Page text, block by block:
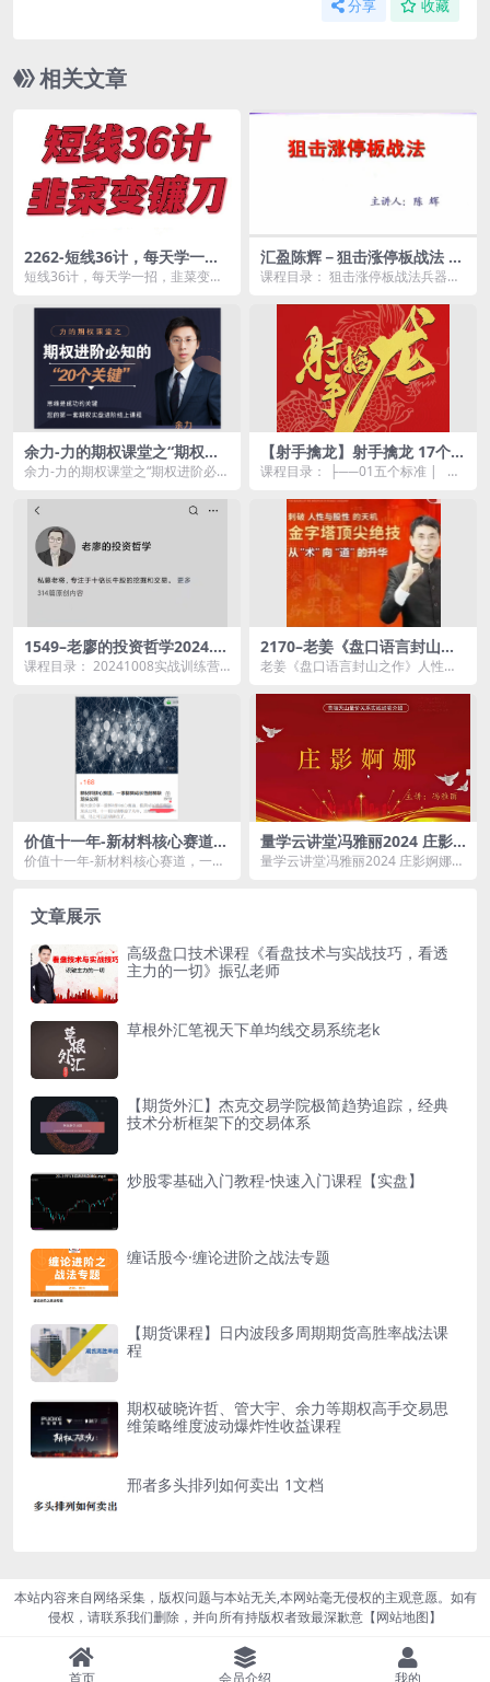
分享 收藏
相关文章
2262-短线36计，每天学一
招，韭菜变镰刀！
短线36计，每天学一招，韭菜变镰
汇盈陈辉－狙击涨停板战法 6
节视频
课程目录： 狙击涨停板战法兵器编
法基础编系...
余力-力的期权课堂之“期权进
阶必知的20个关键”
余力-力的期权课堂之“期权进阶必知
【射手擒龙】射手擒龙 17个体
系 系列课程 完结版
课程目录： ├──01五个标准 | ├
1549–老廖的投资哲学2024.1
0-2025.04实战训练营
课程目录： 20241008实战训练营.
2170–老姜《盘口语言封山之
作》人性与股性、买点大全
老姜《盘口语言封山之作》人性与
目录...
价值十一年-新材料核心赛道，
一家极具成长性的稀缺龙头公
价值十一年-新材料核心赛道，一家
量学云讲堂冯雅丽2024 庄影
婀娜第3期课程正课系统课+收
量学云讲堂冯雅丽2024 庄影婀娜第
文章展示
高级盘口技术课程《看盘技术与实战技巧，看透
主力的一切》振弘老师
草根外汇笔视天下单均线交易系统老k
【期货外汇】杰克交易学院极简趋势追踪，经典
技术分析框架下的交易体系
炒股零基础入门教程-快速入门课程【实盘】
缠话股今·缠论进阶之战法专题
【期货课程】日内波段多周期期货高胜率战法课
程
期权破晓许哲、管大宇、余力等期权高手交易思
维策略维度波动爆炸性收益课程
邢者多头排列如何卖出 1文档
本站内容来自网络采集，版权问题与本站无关,本网站毫无侵权的主观意愿。如有
侵权，请联系我们删除，并向所有持版权者致最深歉意【网站地图】
首页 会员介绍 我的